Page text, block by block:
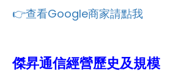
👉查看Google商家請點我
傑昇通信經營歷史及規模